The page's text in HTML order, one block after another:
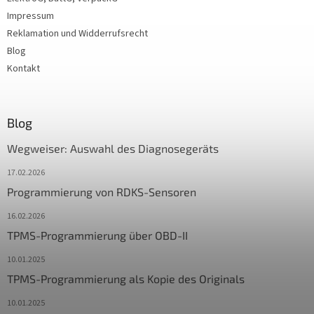
Impressum
Reklamation und Widderrufsrecht
Blog
Kontakt
Blog
Wegweiser: Auswahl des Diagnosegeräts
17.02.2026
Programmierung von RDKS-Sensoren
16.02.2026
TPMS-Programmierung über OBD-II
10.01.2025
TPMS-Programmierung als Kopie des Originals
10.01.2025